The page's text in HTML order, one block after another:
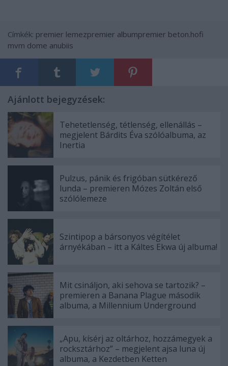
Címkék: premier lemezpremier albumpremier beton.hofi
mvm dome anubiis
Ajánlott bejegyzések:
Tehetetlenség, tétlenség, ellenállás –
megjelent Bárdits Éva szólóalbuma, az
Inertia
Pulzus, pánik és frigóban sütkérező
lunda – premieren Mózes Zoltán első
szólólemeze
Szintipop a bársonyos végítélet
árnyékában – itt a Káltes Ekwa új albuma!
Mit csináljon, aki sehova se tartozik? –
premieren a Banana Plague második
albuma, a Millennium Underground
„Apu, kísérj az oltárhoz, hozzámegyek a
rocksztárhoz” – megjelent ajsa luna új
albuma, a Kezdetben Ketten